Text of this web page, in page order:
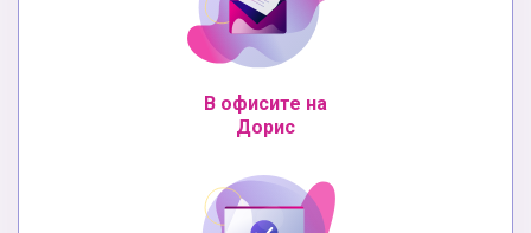
В офисите на
Дорис